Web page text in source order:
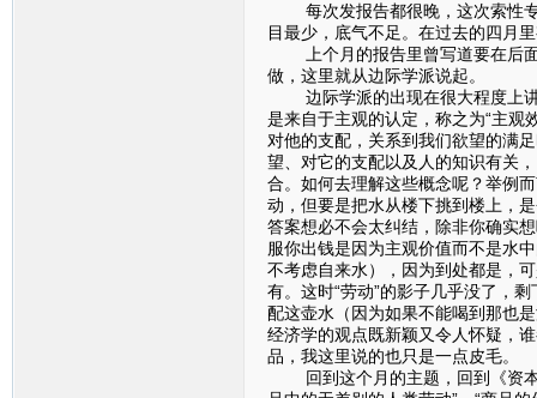
每次发报告都很晚，这次索性专
目最少，底气不足。在过去的四月
上个月的报告里曾写道要在后面
做，这里就从边际学派说起。
边际学派的出现在很大程度上讲
是来自于主观的认定，称之为“主观
对他的支配，关系到我们欲望的满
望、对它的支配以及人的知识有关
合。如何去理解这些概念呢？举例
动，但要是把水从楼下挑到楼上，
答案想必不会太纠结，除非你确实
服你出钱是因为主观价值而不是水
不考虑自来水），因为到处都是，
有。这时“劳动”的影子几乎没了，
配这壶水（因为如果不能喝到那也
经济学的观点既新颖又令人怀疑，
品，我这里说的也只是一点皮毛。
回到这个月的主题，回到《资本